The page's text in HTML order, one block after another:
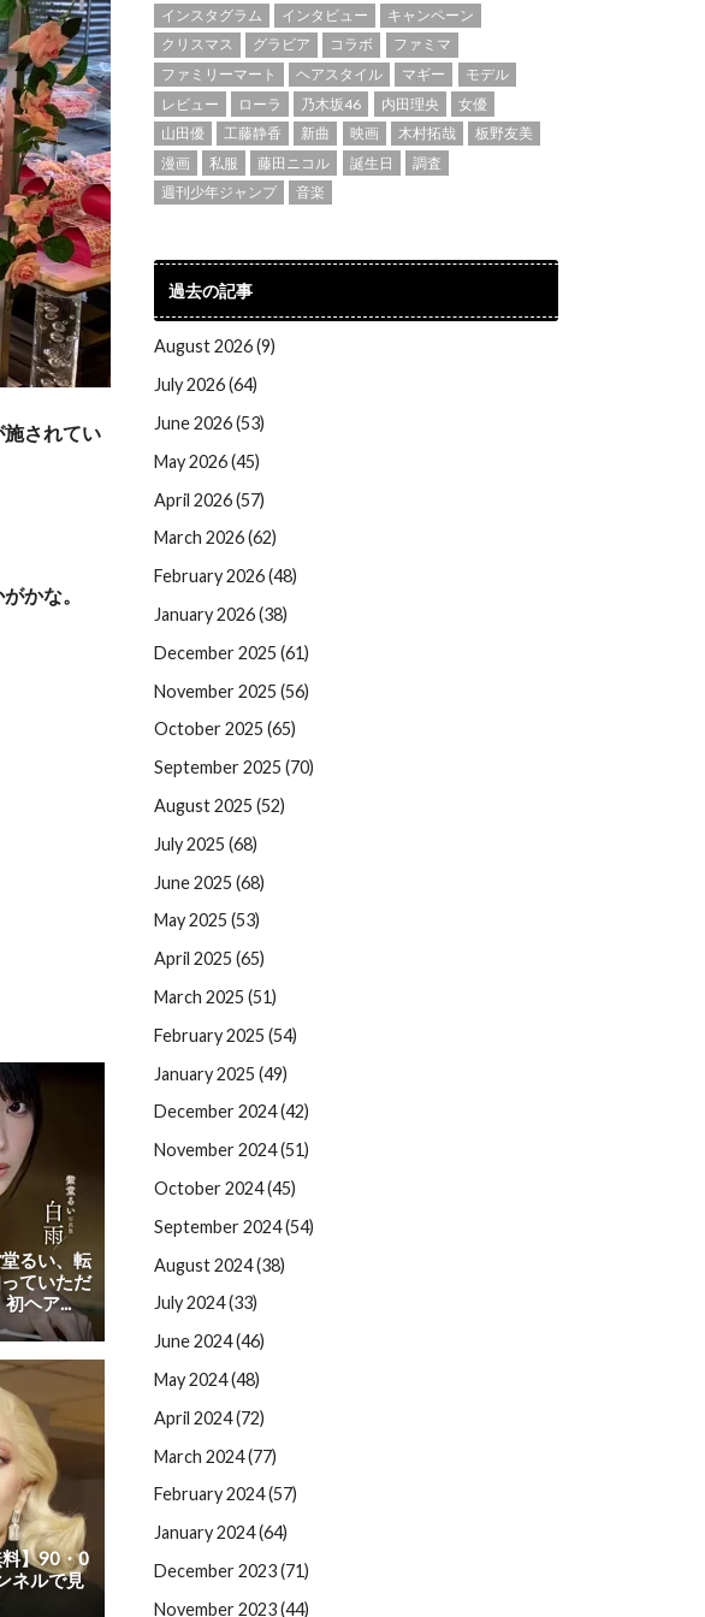
されてい
かな。
るい、転
ていただ
ヘア...
料】90・0
ネルで見
インスタグラム インタビュー
キャンペーン
クリスマス
グラビア コラボ
ファミマ
ファミリーマート
ヘアスタイル マギー
モデル
レビュー
ローラ 乃木坂46 内田理央
女優
山田優
工藤静香 新曲 映画 木村拓哉
板野友美
漫画
私服 藤田ニコル 誕生日
調査
週刊少年ジャンプ
音楽
過去の記事
August 2026 (9)
July 2026 (64)
June 2026 (53)
May 2026 (45)
April 2026 (57)
March 2026 (62)
February 2026 (48)
January 2026 (38)
December 2025 (61)
November 2025 (56)
October 2025 (65)
September 2025 (70)
August 2025 (52)
July 2025 (68)
June 2025 (68)
May 2025 (53)
April 2025 (65)
March 2025 (51)
February 2025 (54)
January 2025 (49)
December 2024 (42)
November 2024 (51)
October 2024 (45)
September 2024 (54)
August 2024 (38)
July 2024 (33)
June 2024 (46)
May 2024 (48)
April 2024 (72)
March 2024 (77)
February 2024 (57)
January 2024 (64)
December 2023 (71)
November 2023 (44)